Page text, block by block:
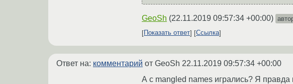
GeoSh (22.11.2019 09:57:34 +00:00)
Показать ответ
Ссылка
Ответ на: комментарий от GeoSh 22.11.2019 09:57:34 +00:00
А с mangled names игрались? Я правда